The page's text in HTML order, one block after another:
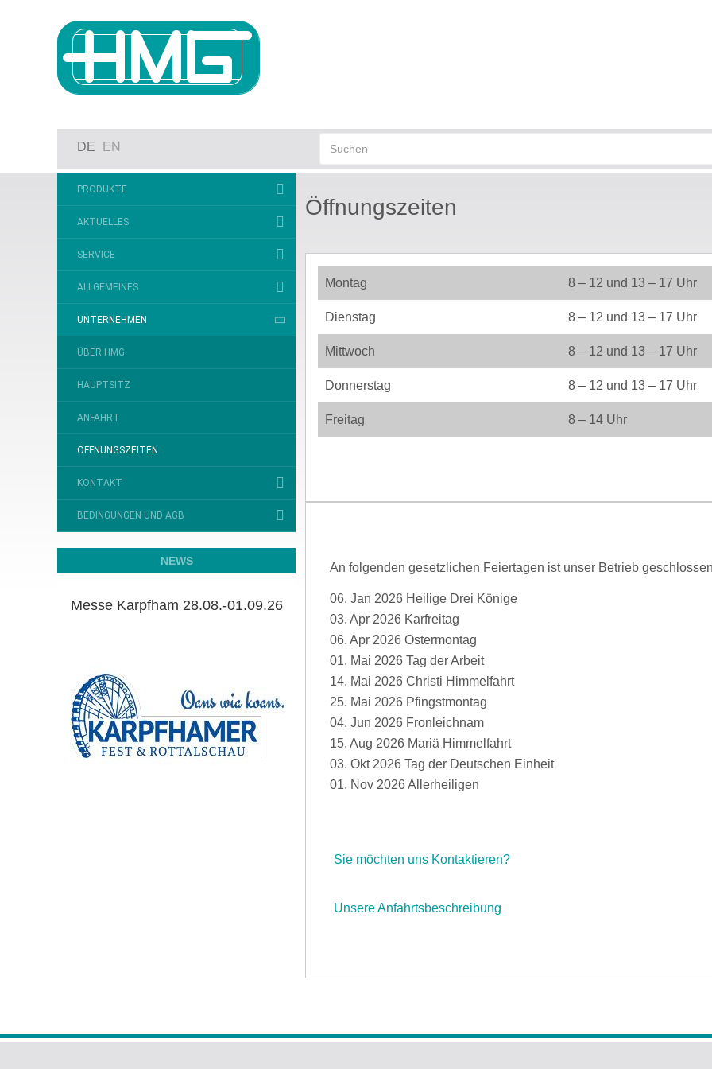
DE EN
PRODUKTE
AKTUELLES
SERVICE
ALLGEMEINES
UNTERNEHMEN
ÜBER HMG
HAUPTSITZ
ANFAHRT
ÖFFNUNGSZEITEN
KONTAKT
BEDINGUNGEN UND AGB
NEWS
Messe Karpfham 28.08.-01.09.26
Öffnungszeiten
Montag 8 – 12 und 13 – 17 Uhr
Dienstag 8 – 12 und 13 – 17 Uhr
Mittwoch 8 – 12 und 13 – 17 Uhr
Donnerstag 8 – 12 und 13 – 17 Uhr
Freitag 8 – 14 Uhr
An folgenden gesetzlichen Feiertagen ist unser Betrieb
06. Jan 2026 Heilige Drei Könige
03. Apr 2026 Karfreitag
06. Apr 2026 Ostermontag
01. Mai 2026 Tag der Arbeit
14. Mai 2026 Christi Himmelfahrt
25. Mai 2026 Pfingstmontag
04. Jun 2026 Fronleichnam
15. Aug 2026 Mariä Himmelfahrt
03. Okt 2026 Tag der Deutschen Einheit
01. Nov 2026 Allerheiligen
Sie möchten uns Kontaktieren?
Unsere Anfahrtsbeschreibung